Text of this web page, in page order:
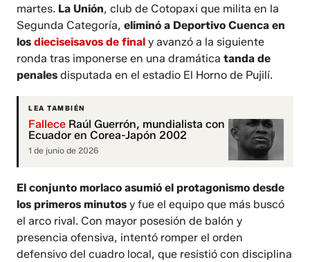
martes. La Unión, club de Cotopaxi que milita en la
Segunda Categoría,eliminó a Deportivo Cuenca en
los dieciseisavos de final y avanzó a la siguiente
ronda tras imponerse en una dramáticatanda de
penales disputada en el estadio El Horno de Pujilí.
LEA TAMBIÉN
Fallece Raúl Guerrón, mundialista con
Ecuador en Corea-Japón 2002
1 de junio de 2026
El conjunto morlaco asumió el protagonismo desde
los primeros minutos y fue el equipo que más buscó
el arco rival. Con mayor posesión de balón y
presencia ofensiva, intentó romper el orden
defensivo del cuadro local, que resistió con disciplina